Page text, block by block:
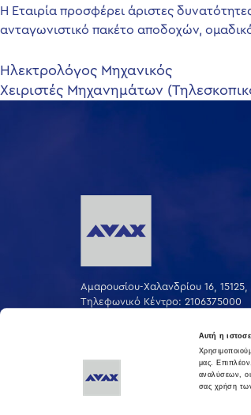
Αυτή η
μας.
αναλύσεων,
σας χρήση
Η Εταιρία προσφέρει άριστες
ανταγωνιστικό πακέτο αποδοχών,
Πλοήγηση
Ηλεκτρολόγος Μηχανικός
Χειριστές Μηχανημάτων
Αμαρουσίου-Χαλανδρίου 16, 15125,
Τηλεφωνικό Κέντρο: 2106375000